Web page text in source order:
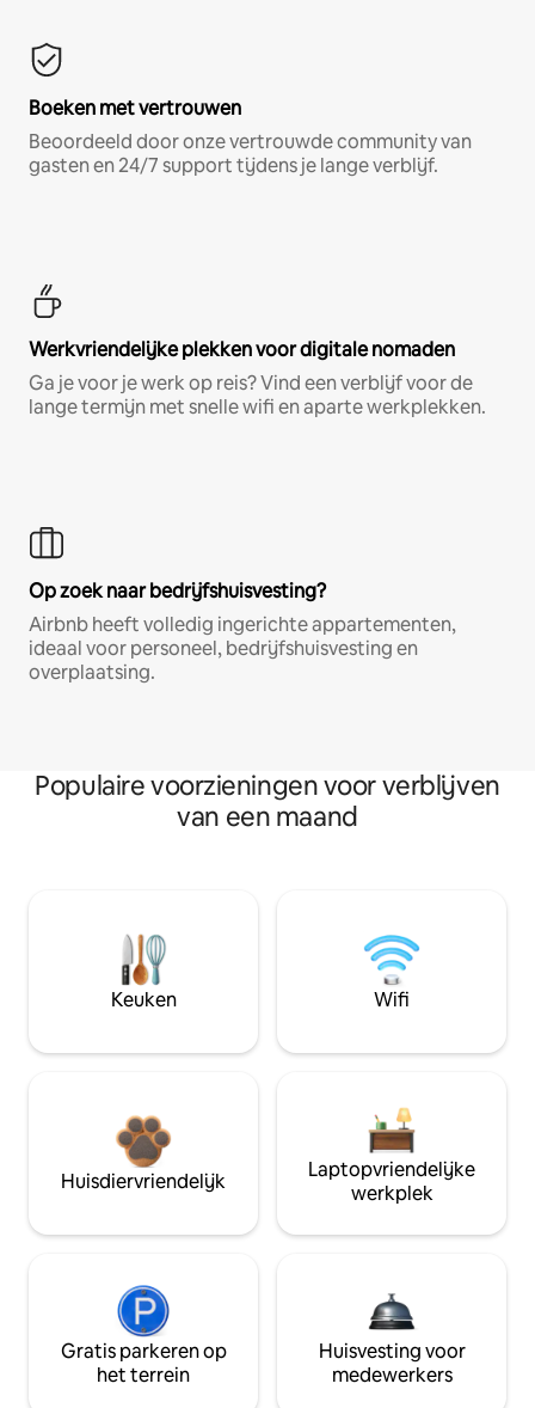
Boeken met vertrouwen
Beoordeeld door onze vertrouwde community van
gasten en 24/7 support tijdens je lange verblijf.
Werkvriendelijke plekken voor digitale nomaden
Ga je voor je werk op reis? Vind een verblijf voor de
lange termijn met snelle wifi en aparte werkplekken.
Op zoek naar bedrijfshuisvesting?
Airbnb heeft volledig ingerichte appartementen,
ideaal voor personeel, bedrijfshuisvesting en
overplaatsing.
Populaire voorzieningen voor verblijven
van een maand
Keuken Wifi
Huisdiervriendelijk
Laptopvriendelijke
werkplek
Gratis parkeren op
het terrein
Huisvesting voor
medewerkers